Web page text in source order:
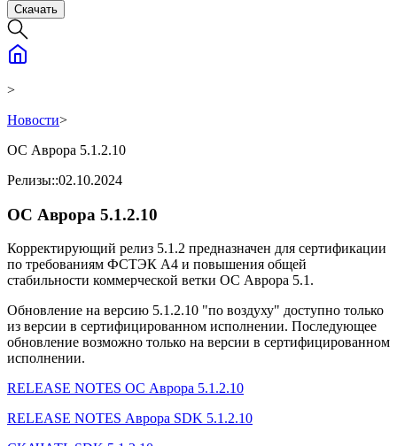
Скачать
>
Новости>
ОС Аврора 5.1.2.10
Релизы::02.10.2024
ОС Аврора 5.1.2.10
Корректирующий релиз 5.1.2 предназначен для сертификации
по требованиям ФСТЭК А4 и повышения общей
стабильности коммерческой ветки ОС Аврора 5.1.
Обновление на версию 5.1.2.10 "по воздуху" доступно только
из версии в сертифицированном исполнении. Последующее
обновление возможно только на версии в сертифицированном
исполнении.
RELEASE NOTES ОС Аврора 5.1.2.10
RELEASE NOTES Аврора SDK 5.1.2.10